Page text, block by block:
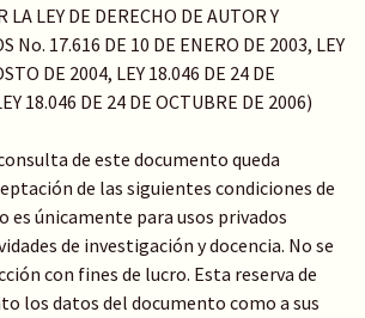
LEY DE DERECHO DE AUTOR Y
No. 17.616 DE 10 DE ENERO DE 2003, LEY
DE 2004, LEY 18.046 DE 24 DE
18.046 DE 24 DE OCTUBRE DE 2006)
de este documento queda
de las siguientes condiciones de
es únicamente para usos privados
de investigación y docencia. No se
con fines de lucro. Esta reserva de
los datos del documento como a sus